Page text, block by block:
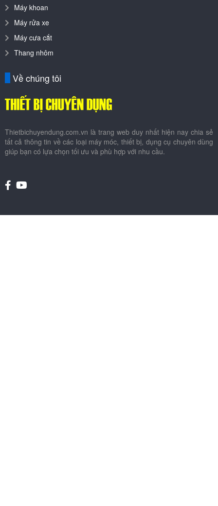
Máy rửa xe
Máy cưa cắt
Thang nhôm
tất cả thông tin về các loại máy móc, thiết bị, dụng cụ chuyên dùng
giúp bạn có lựa chọn tối ưu và phù hợp với nhu cầu.